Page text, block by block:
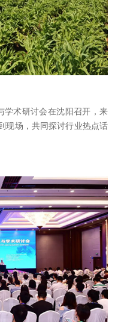
术研讨会在沈阳召开，来
现场，共同探讨行业热点话